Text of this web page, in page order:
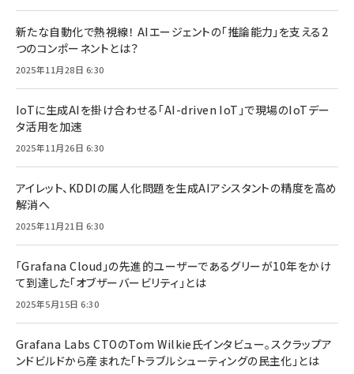
新たな自動化で熱視線！ AIエージェントの「推論能力」を支える2
つのコンポーネントとは？
2025年11月28日 6:30
IoTに生成AIを掛け合わせる「AI-driven IoT」で現場のIoTデー
タ活用を加速
2025年11月26日 6:30
アイレット、KDDIの属人化問題を生成AIアシスタントの精度を高め
解消へ
2025年11月21日 6:30
「Grafana Cloud」の先進的ユーザーであるグリーが10年をかけ
て到達した「オブザーバービリティ」とは
2025年5月15日 6:30
Grafana Labs CTOのTom Wilkie氏インタビュー。スクラップア
ンドビルドから産まれた「トラブルシューティングの民主化」とは